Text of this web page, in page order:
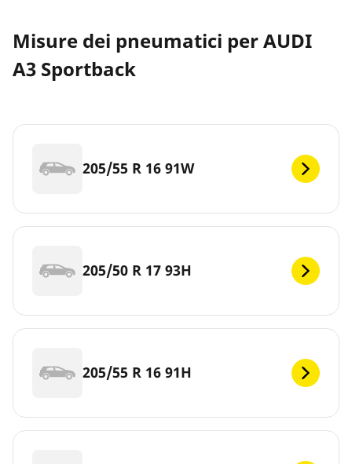
Misure dei pneumatici per AUDI
A3 Sportback
205/55 R 16 91W
205/50 R 17 93H
205/55 R 16 91H